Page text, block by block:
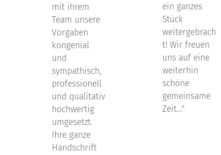
mit ihrem
Team unsere
Vorgaben
kongenial
und
sympathisch,
professionell
und qualitativ
hochwertig
umgesetzt.
Ihre ganze
Handschrift
ein ganzes
Stück
weitergebrach
t! Wir freuen
uns auf eine
weiterhin
schöne
gemeinsame
Zeit..."